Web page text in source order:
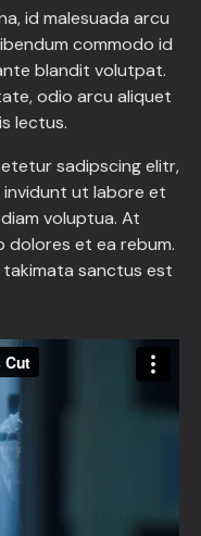
id malesuada arcu
commodo id
blandit volutpat.
odio arcu aliquet
lectus.
sadipscing elitr,
ut labore et
voluptua. At
et ea rebum.
sanctus est